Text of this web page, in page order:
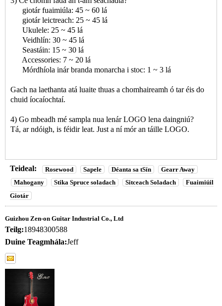
giotár fuaimiúla: 45 ~ 60 lá
giotár leictreach: 25 ~ 45 lá
Ukulele: 25 ~ 45 lá
Veidhlín: 30 ~ 45 lá
Seastáin: 15 ~ 30 lá
Accessories: 7 ~ 20 lá
Mórdhíola inár branda monarcha i stoc: 1 ~ 3 lá
Gach na laethanta atá luaite thuas a chomhaireamh ó tar éis do
chuid íocaíochtaí.
4) Go mbeadh mé sampla nua lenár LOGO lena daingniú?
Tá, ar ndóigh, is féidir leat. Just a ní mór an táille LOGO.
Teideal: Rosewood Sapele Déanta sa tSín
Gearr Away
Mahogany
Stika Spruce soladach Sitceach Soladach
Fuaimiúil
Giotár
Guizhou Zen-on Guitar Industrial Co., Ltd
Teilg:18948300588
Duine Teagmhála:Jeff